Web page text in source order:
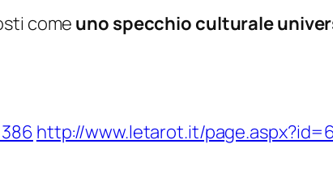
come uno specchio culturale
http://www.letarot.it/